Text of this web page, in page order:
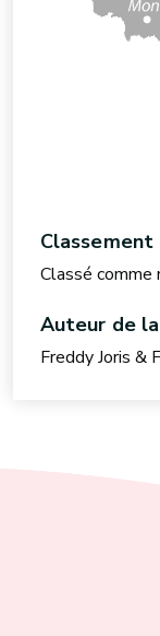
Classement
Classé
Auteur de
Freddy Joris &